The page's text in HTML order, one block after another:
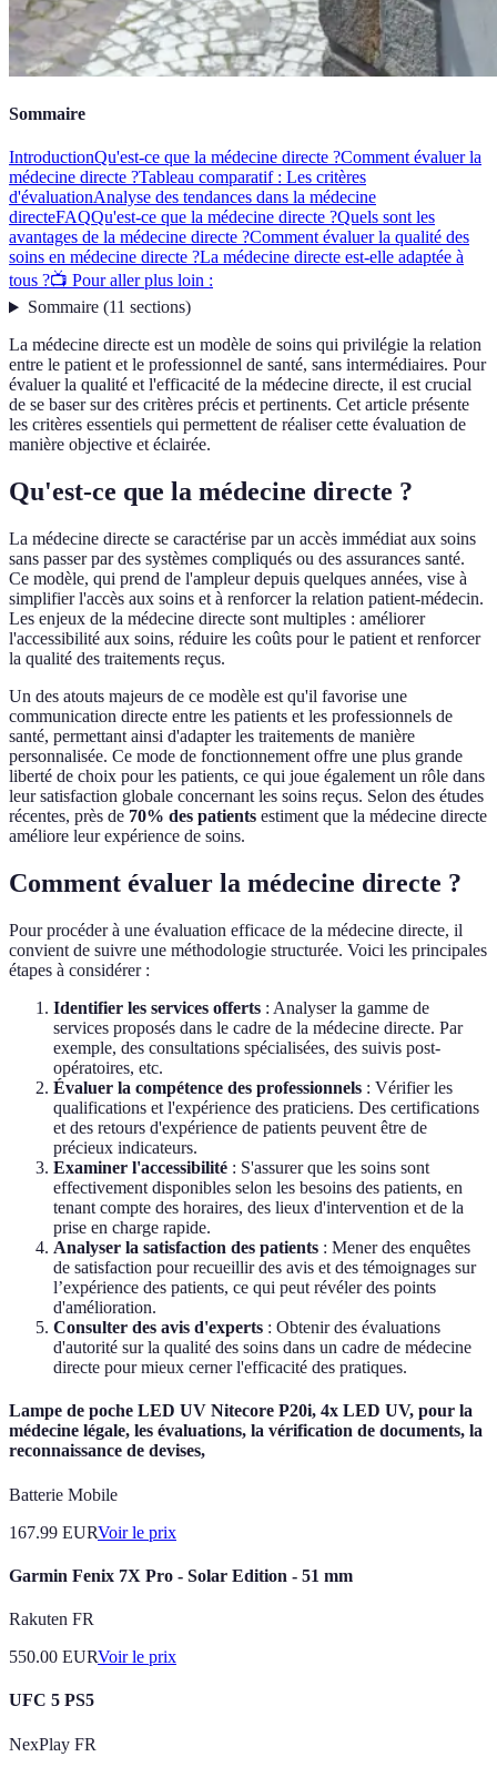
Sommaire
IntroductionQu'est-ce que la médecine directe ?Comment évaluer la
médecine directe ?Tableau comparatif : Les critères
d'évaluationAnalyse des tendances dans la médecine
directeFAQQu'est-ce que la médecine directe ?Quels sont les
avantages de la médecine directe ?Comment évaluer la qualité des
soins en médecine directe ?La médecine directe est-elle adaptée à
tous ?📺 Pour aller plus loin :
Sommaire(11 sections)
La médecine directe est un modèle de soins qui privilégie la relation
entre le patient et le professionnel de santé, sans intermédiaires. Pour
évaluer la qualité et l'efficacité de la médecine directe, il est crucial
de se baser sur des critères précis et pertinents. Cet article présente
les critères essentiels qui permettent de réaliser cette évaluation de
manière objective et éclairée.
Qu'est-ce que la médecine directe ?
La médecine directe se caractérise par un accès immédiat aux soins
sans passer par des systèmes compliqués ou des assurances santé.
Ce modèle, qui prend de l'ampleur depuis quelques années, vise à
simplifier l'accès aux soins et à renforcer la relation patient-médecin.
Les enjeux de la médecine directe sont multiples : améliorer
l'accessibilité aux soins, réduire les coûts pour le patient et renforcer
la qualité des traitements reçus.
Un des atouts majeurs de ce modèle est qu'il favorise une
communication directe entre les patients et les professionnels de
santé, permettant ainsi d'adapter les traitements de manière
personnalisée. Ce mode de fonctionnement offre une plus grande
liberté de choix pour les patients, ce qui joue également un rôle dans
leur satisfaction globale concernant les soins reçus. Selon des études
récentes, près de 70% des patients estiment que la médecine directe
améliore leur expérience de soins.
Comment évaluer la médecine directe ?
Pour procéder à une évaluation efficace de la médecine directe, il
convient de suivre une méthodologie structurée. Voici les principales
étapes à considérer :
Identifier les services offerts : Analyser la gamme de
services proposés dans le cadre de la médecine directe. Par
exemple, des consultations spécialisées, des suivis post-
opératoires, etc.
Évaluer la compétence des professionnels : Vérifier les
qualifications et l'expérience des praticiens. Des certifications
et des retours d'expérience de patients peuvent être de
précieux indicateurs.
Examiner l'accessibilité : S'assurer que les soins sont
effectivement disponibles selon les besoins des patients, en
tenant compte des horaires, des lieux d'intervention et de la
prise en charge rapide.
Analyser la satisfaction des patients : Mener des enquêtes
de satisfaction pour recueillir des avis et des témoignages sur
l’expérience des patients, ce qui peut révéler des points
d'amélioration.
Consulter des avis d'experts : Obtenir des évaluations
d'autorité sur la qualité des soins dans un cadre de médecine
directe pour mieux cerner l'efficacité des pratiques.
Lampe de poche LED UV Nitecore P20i, 4x LED UV, pour la
médecine légale, les évaluations, la vérification de documents, la
reconnaissance de devises,
Batterie Mobile
167.99 EURVoir le prix
Garmin Fenix 7X Pro - Solar Edition - 51 mm
Rakuten FR
550.00 EURVoir le prix
UFC 5 PS5
NexPlay FR